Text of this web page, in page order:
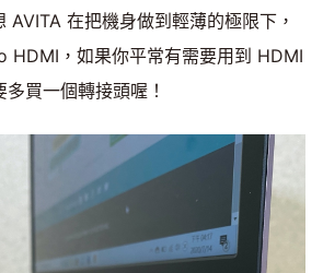
在把機身做到輕薄的極限下，
HDMI，如果你平常有需要用到 HDMI
買一個轉接頭喔！